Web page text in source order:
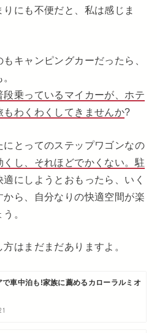
にも不便だと、私は感じま
キャンピングカーだったら、
段乗っているマイカーが、ホテ
もわくわくしてきませんか?
にとってのステップワゴンなの
くし、それほどでかくない。駐
適にしようとおもったら、いく
から、自分なりの快適空間が楽
。
はまだまだありますよ。
で車中泊も!家族に薦めるカローラルミオ